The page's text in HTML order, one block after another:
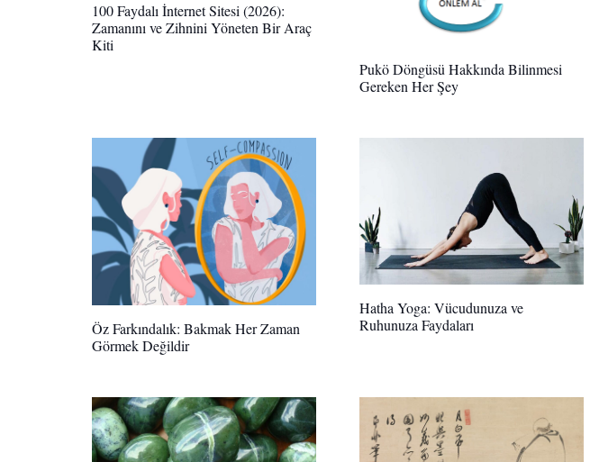
100 Faydalı İnternet Sitesi (2026):
Zamanını ve Zihnini Yöneten Bir Araç
Kiti
Pukö Döngüsü Hakkında Bilinmesi
Gereken Her Şey
Öz Farkındalık: Bakmak Her Zaman
Görmek Değildir
Hatha Yoga: Vücudunuza ve
Ruhunuza Faydaları